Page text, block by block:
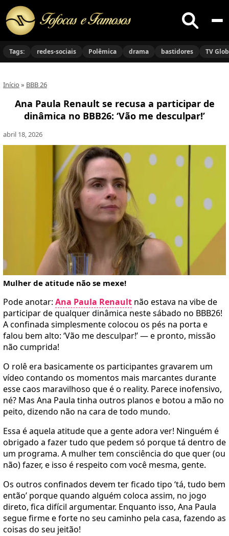
Buscar
no
Tags: redes-sociais Polêmica drama bastidores TV
Início » BBB 26
Ana Paula Renault se recusa a participar de
dinâmica no BBB26: ‘Vão me desculpar!’
abril 18, 2026
Mulher de atitude não se mexe!
Pode anotar: Ana Paula Renault não estava na vibe de
participar de qualquer dinâmica neste sábado no BBB26!
A confinada simplesmente colocou os pés na porta e
falou bem alto: ‘Vão me desculpar!’ — e pronto, missão
não cumprida!
O rolê era basicamente os participantes gravarem um
vídeo contando os momentos mais marcantes durante
esse caos maravilhoso que é o reality. Parece inofensivo,
né? Mas Ana Paula tinha outros planos e botou a mão no
peito, dizendo não na cara de todo mundo.
Essa é aquela atitude que a gente adora ver! Ninguém é
obrigado a fazer tudo que pedem só porque tá dentro de
um programa. A mulher tem consciência do que quer (ou
não) fazer, e isso é respeito com você mesma, gente.
Os outros confinados devem ter ficado tipo ‘tá, tudo bem
então’ porque quando alguém coloca assim, no jogo
direto, fica difícil argumentar. Enquanto isso, Ana Paula
segue firme e forte no seu caminho pela casa, fazendo as
coisas do seu jeitão!